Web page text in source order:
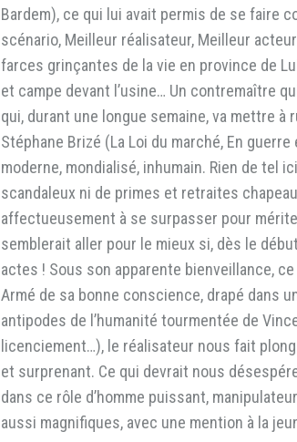
Bardem), ce qui lui avait permis de se faire
scénario, Meilleur réalisateur, Meilleur
farces grinçantes de la vie en province de
et campe devant l’usine… Un contremaître
qui, durant une longue semaine, va mettre
Stéphane Brizé (La Loi du marché, En
moderne, mondialisé, inhumain. Rien de tel
scandaleux ni de primes et retraites
affectueusement à se surpasser pour
semblerait aller pour le mieux si, dès le
actes ! Sous son apparente bienveillance,
Armé de sa bonne conscience, drapé dans
antipodes de l’humanité tourmentée de
licenciement…), le réalisateur nous fait
et surprenant. Ce qui devrait nous
dans ce rôle d’homme puissant,
aussi magnifiques, avec une mention à la